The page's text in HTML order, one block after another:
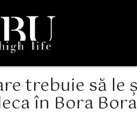
trebuie să le
în Bora Bora